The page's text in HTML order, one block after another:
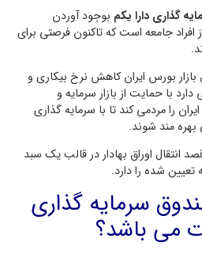
گذاری دارا یکم بوجود آوردن
جامعه است که تاکنون فرصتی برای
بورس ایران کاهش نرخ بیکاری و
با حمایت از بازار سرمایه و
را مردمی کند تا با سرمایه گذاری
بهره مند شوند.
انتقال اوراق بهادار در قالب یک سبد
شده را دارد.
سرمایه گذاری
می باشد؟